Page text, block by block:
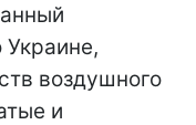
воздушного
и